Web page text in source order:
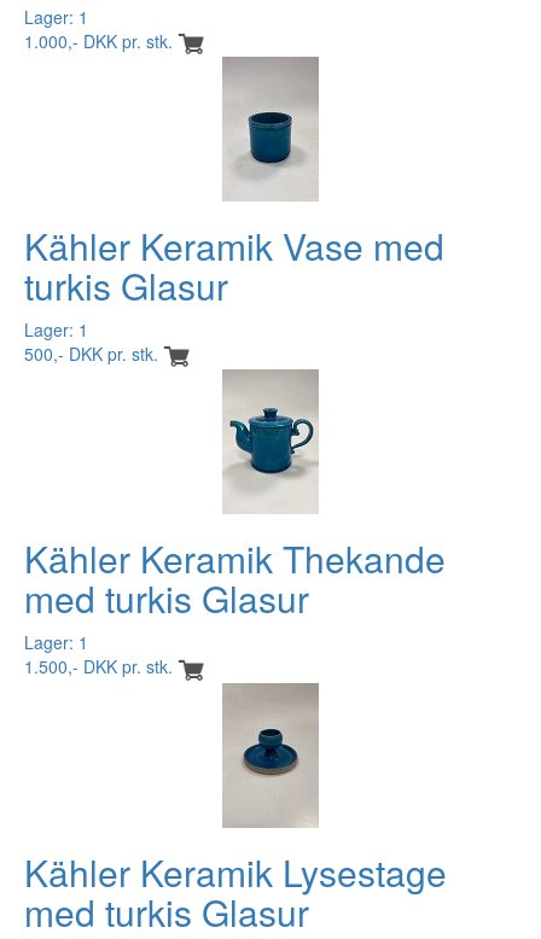
Lager: 1
1.000,- DKK pr. stk.
Kähler Keramik Vase med
turkis Glasur
Lager: 1
500,- DKK pr. stk.
Kähler Keramik Thekande
med turkis Glasur
Lager: 1
1.500,- DKK pr. stk.
Kähler Keramik Lysestage
med turkis Glasur